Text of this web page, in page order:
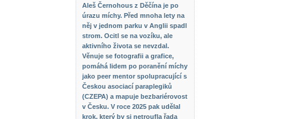
Aleš Černohous z Děčína je po
úrazu míchy. Před mnoha lety na
něj v jednom parku v Anglii spadl
strom. Ocitl se na vozíku, ale
aktivního života se nevzdal.
Věnuje se fotografii a grafice,
pomáhá lidem po poranění míchy
jako peer mentor spolupracující s
Českou asociací paraplegiků
(CZEPA) a mapuje bezbariérovost
v Česku. V roce 2025 pak udělal
krok, který by si netroufla řada